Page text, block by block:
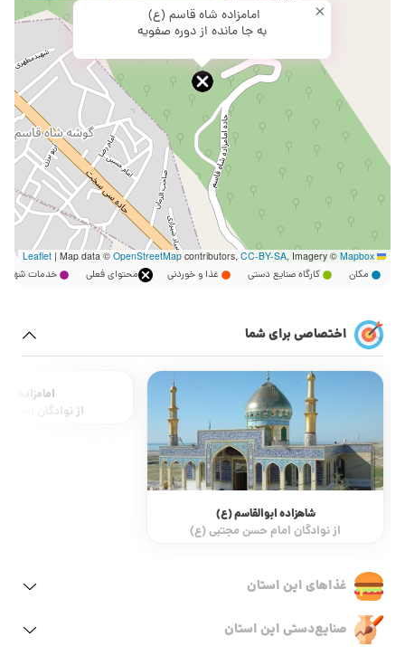
امامزاده شاه قاسم (ع)
به جا مانده از دوره صفویه
×
Leaflet
| Map data © OpenStreetMapcontributors, CC-BY-SA, Imagery © Mapbox
مکان کارگاه صنایع دستی غذا و خوردنی محتوای فعلی خدمات
اختصاصی برای شما
شاهزاده ابوالقاسم (ع)
از نوادگان امام حسن مجتبی (ع)
امامزاده
از نوادگان امام
غذاهای این استان
صنایع‌دستی این استان